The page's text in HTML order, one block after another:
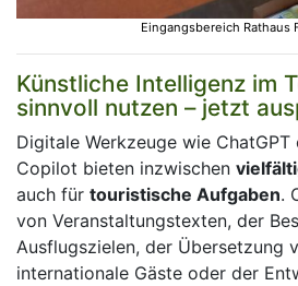
Eingangsbereich Rathaus
Künstliche Intelligenz im
sinnvoll nutzen – jetzt
Digitale Werkzeuge wie
Copilot bieten inzwischen
auch für touristische Aufgaben.
von Veranstaltungstexten, der
Ausflugszielen, der Übersetzung
internationale Gäste oder der